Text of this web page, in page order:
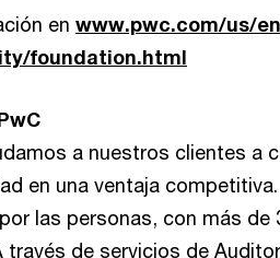
en www.pwc.com/us/
foundation.html
a nuestros clientes a
en una ventaja
las personas, con más de
través de servicios de